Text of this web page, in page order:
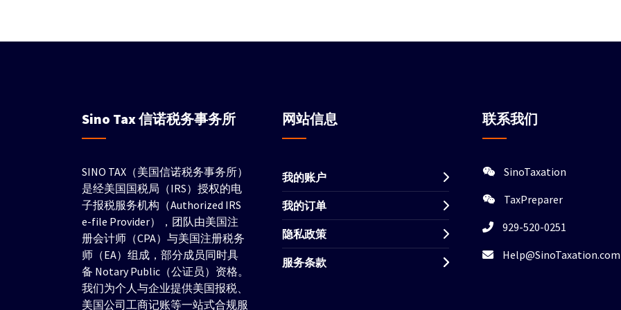
Sino Tax信诺税务事务所
SINO TAX（美国信诺税务事务所）
是经美国国税局（IRS）授权的电
子报税服务机构（Authorized IRS
e-file Provider），团队由美国注
册会计师（CPA）与美国注册税务
师（EA）组成，部分成员同时具
备 Notary Public（公证员）资格。
我们为个人与企业提供美国报税、
美国公司工商记账等一站式合规服
网站信息
我的账户
我的订单
隐私政策
服务条款
联系我们
SinoTaxation
TaxPreparer
929-520-0251
Help@SinoTaxation.com